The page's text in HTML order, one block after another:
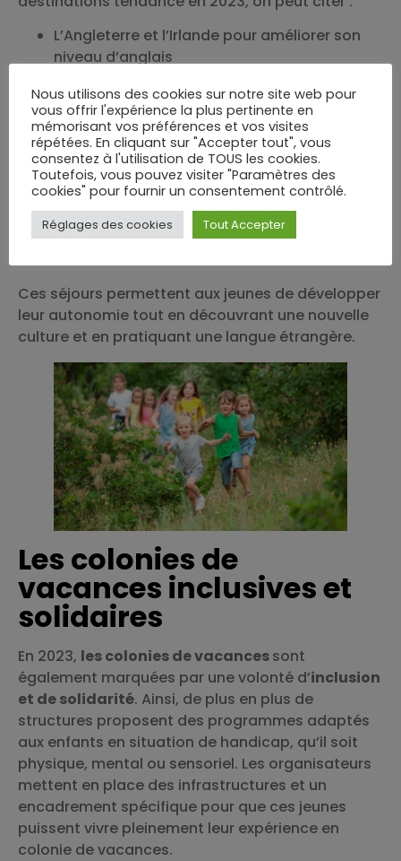
L’Angleterre et l’Irlande pour améliorer son
niveau d’anglais
en espagnol
Les États-Unis pour vivre une aventure
« American Dream »
Le Canada pour découvrir la beauté des
grands espaces
Lisez aussi : Le camping-car intégral est-il
vraiment le graal ?
Ces séjours permettent aux jeunes de développer
leur autonomie tout en découvrant une nouvelle
culture et en pratiquant une langue étrangère.
Les colonies de
vacances inclusives et
solidaires
En 2023, les colonies de vacancessont
également marquées par une volonté d’inclusion
et de solidarité. Ainsi, de plus en plus de
structures proposent des programmes adaptés
aux enfants en situation de handicap, qu’il soit
physique, mental ou sensoriel. Les organisateurs
mettent en place des infrastructures et un
encadrement spécifique pour que ces jeunes
puissent vivre pleinement leur expérience en
colonie de vacances.
Nous utilisons des cookies sur notre site web pour
vous offrir l'expérience la plus pertinente en
mémorisant vos préférences et vos visites
répétées. En cliquant sur "Accepter tout", vous
consentez à l'utilisation de TOUS les cookies.
Toutefois, vous pouvez visiter "Paramètres des
cookies" pour fournir un consentement contrôlé.
Réglages des cookies Tout Accepter